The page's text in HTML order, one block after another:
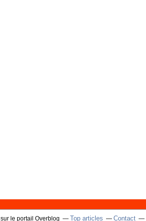
sur le portail Overblog Top articles Contact